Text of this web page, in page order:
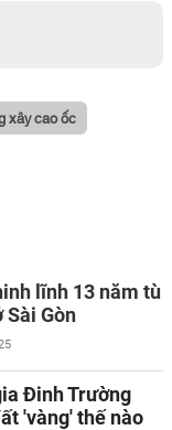
xây cao ốc
lĩnh 13 năm tù
Sài Gòn
Đinh Trường
'vàng' thế nào